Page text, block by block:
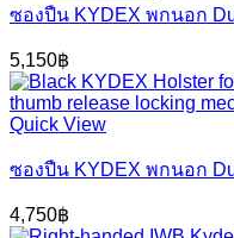
ซองปืน KYDEX พกนอก
5,150฿
Quick View
ซองปืน KYDEX พกนอก
4,750฿